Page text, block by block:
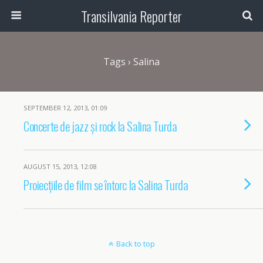
Transilvania Reporter
Tags › Salina
SEPTEMBER 12, 2013, 01:09
Concerte de jazz și rock la Salina Turda
AUGUST 15, 2013, 12:08
Proiecțiile de film se întorc la Salina Turda
Back to top